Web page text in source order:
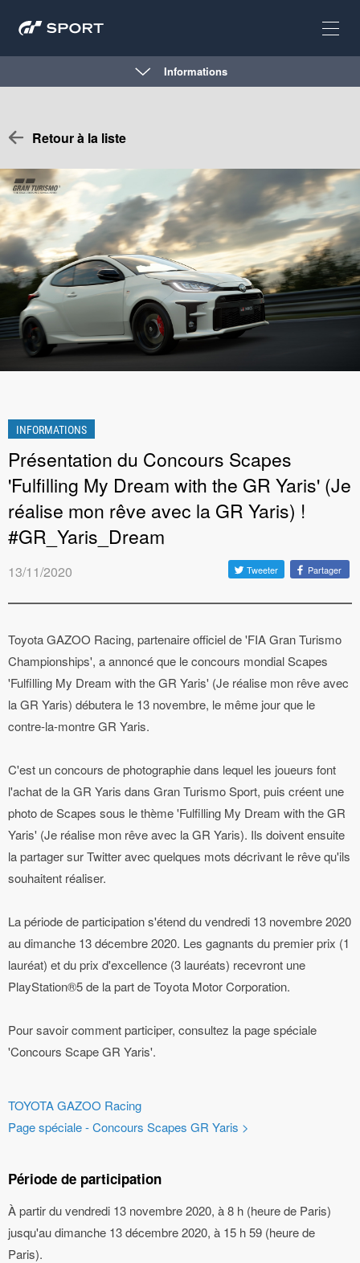
Informations
Retour à la liste
INFORMATIONS
Présentation du Concours Scapes
'Fulfilling My Dream with the GR Yaris' (Je
réalise mon rêve avec la GR Yaris) !
#GR_Yaris_Dream
13/11/2020 Tweeter Partager
Toyota GAZOO Racing, partenaire officiel de 'FIA Gran Turismo
Championships', a annoncé que le concours mondial Scapes
'Fulfilling My Dream with the GR Yaris' (Je réalise mon rêve avec
la GR Yaris) débutera le 13 novembre, le même jour que le
contre-la-montre GR Yaris.
C'est un concours de photographie dans lequel les joueurs font
l'achat de la GR Yaris dans Gran Turismo Sport, puis créent une
photo de Scapes sous le thème 'Fulfilling My Dream with the GR
Yaris' (Je réalise mon rêve avec la GR Yaris). Ils doivent ensuite
la partager sur Twitter avec quelques mots décrivant le rêve qu'ils
souhaitent réaliser.
La période de participation s'étend du vendredi 13 novembre 2020
au dimanche 13 décembre 2020. Les gagnants du premier prix (1
lauréat) et du prix d'excellence (3 lauréats) recevront une
PlayStation®5 de la part de Toyota Motor Corporation.
Pour savoir comment participer, consultez la page spéciale
'Concours Scape GR Yaris'.
TOYOTA GAZOO Racing
Page spéciale - Concours Scapes GR Yaris >
Période de participation
À partir du vendredi 13 novembre 2020, à 8 h (heure de Paris)
jusqu'au dimanche 13 décembre 2020, à 15 h 59 (heure de
Paris).